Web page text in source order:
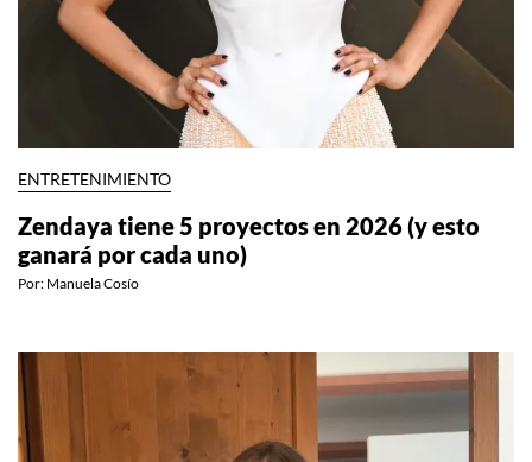
ENTRETENIMIENTO
Zendaya tiene 5 proyectos en 2026 (y esto
ganará por cada uno)
Por: Manuela Cosío